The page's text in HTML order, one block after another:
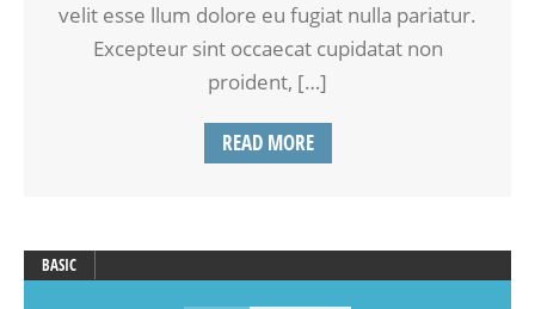
velit esse llum dolore eu fugiat nulla pariatur.
Excepteur sint occaecat cupidatat non
proident, […]
READ MORE
BASIC